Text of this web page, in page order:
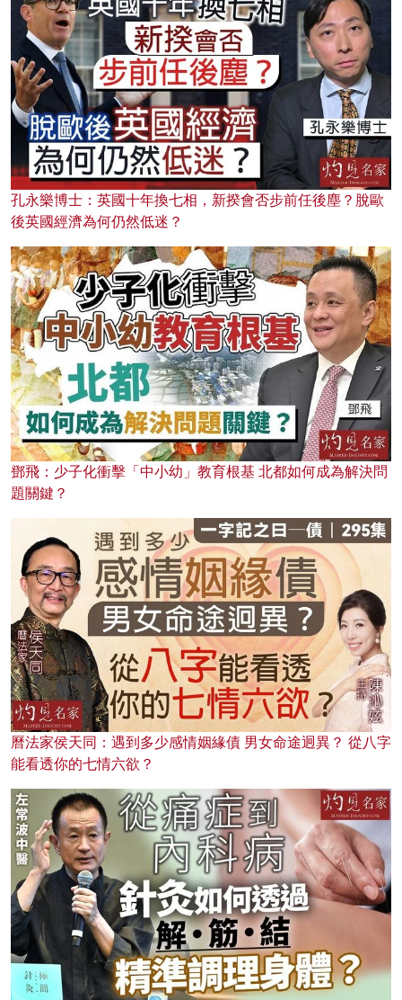
孔永樂博士：英國十年換七相，新揆會否步前任後塵？脫歐
後英國經濟為何仍然低迷？
鄧飛：少子化衝擊「中小幼」教育根基 北都如何成為解決問
題關鍵？
曆法家侯天同：遇到多少感情姻緣債 男女命途迥異？ 從八字
能看透你的七情六欲？